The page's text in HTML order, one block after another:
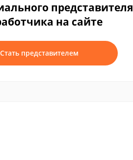
представителя
на сайте
Стать представителем